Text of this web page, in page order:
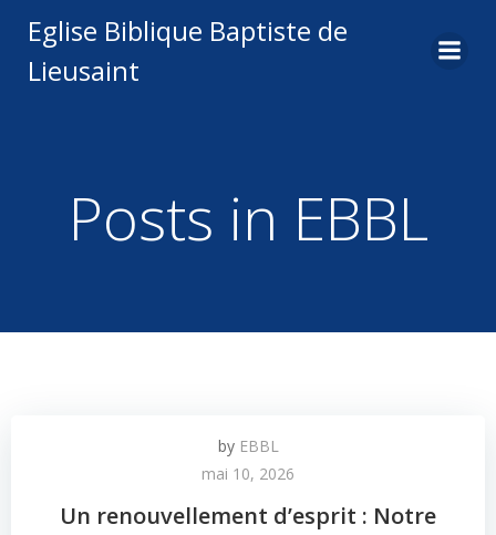
au
Eglise Biblique Baptiste de
Lieusaint
Posts in EBBL
by EBBL
mai 10, 2026
Un renouvellement d’esprit : Notre